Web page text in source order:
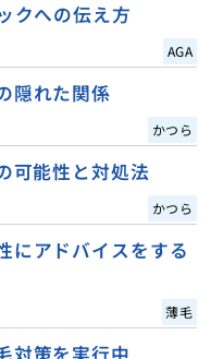
クへの伝え方
AGA
隠れた関係
かつら
可能性と対処法
かつら
にアドバイスをする
薄毛